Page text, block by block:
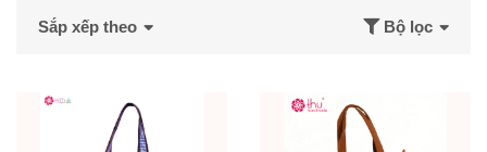
Sắp xếp theo Bộ lọc